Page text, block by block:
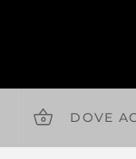
DOVE